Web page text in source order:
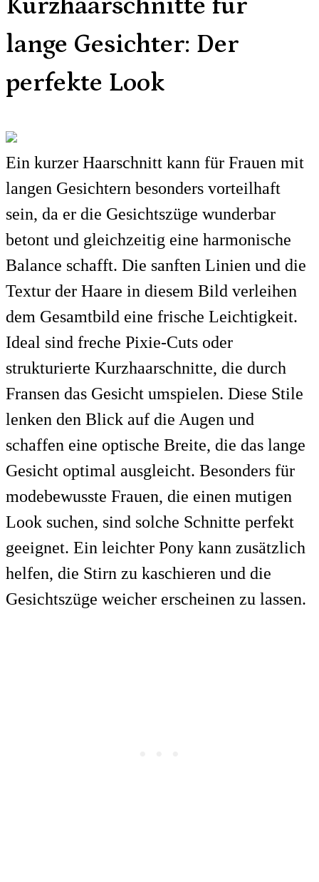
Kurzhaarschnitte für
lange Gesichter: Der
perfekte Look
Ein kurzer Haarschnitt kann für Frauen mit
langen Gesichtern besonders vorteilhaft
sein, da er die Gesichtszüge wunderbar
betont und gleichzeitig eine harmonische
Balance schafft. Die sanften Linien und die
Textur der Haare in diesem Bild verleihen
dem Gesamtbild eine frische Leichtigkeit.
Ideal sind freche Pixie-Cuts oder
strukturierte Kurzhaarschnitte, die durch
Fransen das Gesicht umspielen. Diese Stile
lenken den Blick auf die Augen und
schaffen eine optische Breite, die das lange
Gesicht optimal ausgleicht. Besonders für
modebewusste Frauen, die einen mutigen
Look suchen, sind solche Schnitte perfekt
geeignet. Ein leichter Pony kann zusätzlich
helfen, die Stirn zu kaschieren und die
Gesichtszüge weicher erscheinen zu lassen.